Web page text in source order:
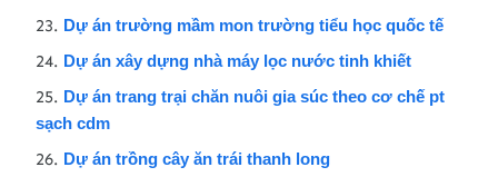
Dự án trường mầm mon trường tiểu học quốc tế
Dự án xây dựng nhà máy lọc nước tinh khiết
Dự án trang trại chăn nuôi gia súc theo cơ chế pt
sạch cdm
Dự án trồng cây ăn trái thanh long